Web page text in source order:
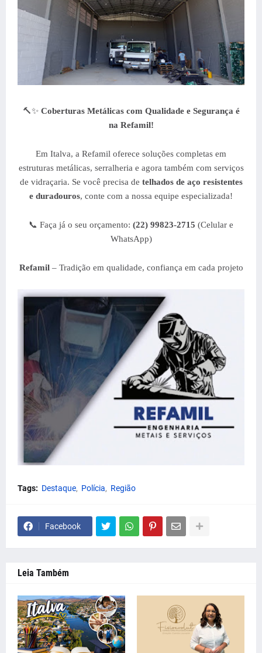
🔨✨ Coberturas Metálicascom Qualidade e Segurança é
na Refamil!
Em Italva, a Refamil oferece soluções completas em
estruturas metálicas, serralheria e agora também com serviços
de vidraçaria. Se você precisa de telhados de aço resistentes
e duradouros, conte com a nossa equipe especializada!
📞 Faça já o seu orçamento: (22) 99823-2715 (Celular e
WhatsApp)
Refamil– Tradição em qualidade, confiança em cada projeto
Tags: Destaque Polícia Região
Facebook
Leia Também